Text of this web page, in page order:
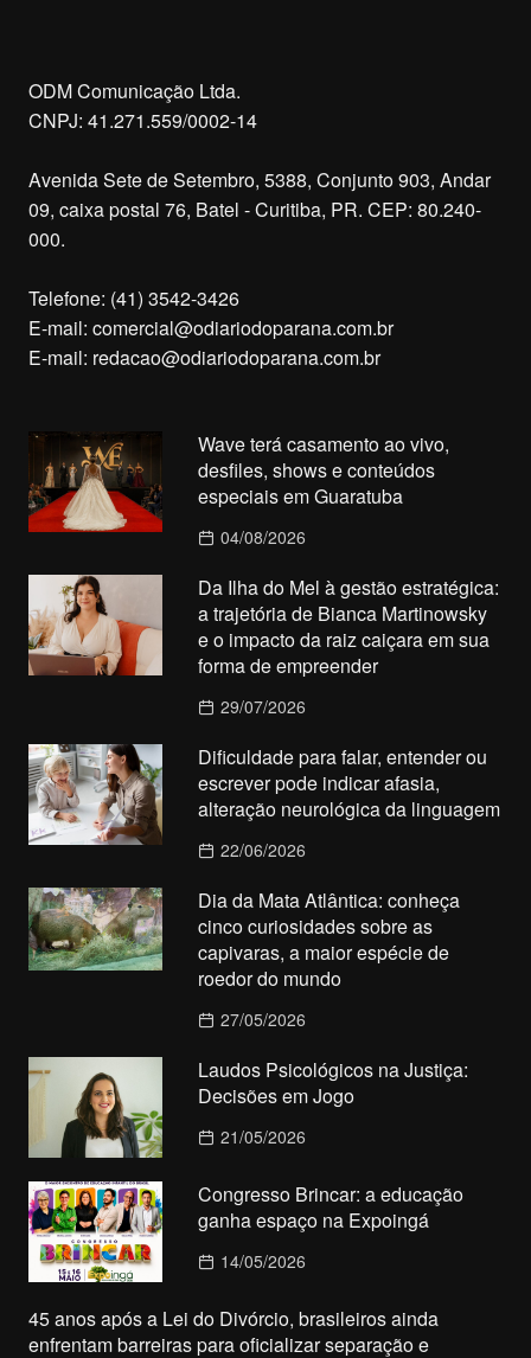
ODM Comunicação Ltda.
CNPJ: 41.271.559/0002-14
Avenida Sete de Setembro, 5388, Conjunto 903, Andar
09, caixa postal 76, Batel - Curitiba, PR. CEP: 80.240-
000.
Telefone: (41) 3542-3426
E-mail: comercial@odiariodoparana.com.br
E-mail: redacao@odiariodoparana.com.br
Wave terá casamento ao vivo,
desfiles, shows e conteúdos
especiais em Guaratuba
04/08/2026
Da Ilha do Mel à gestão estratégica:
a trajetória de Bianca Martinowsky
e o impacto da raiz caiçara em sua
forma de empreender
29/07/2026
Dificuldade para falar, entender ou
escrever pode indicar afasia,
alteração neurológica da linguagem
22/06/2026
Dia da Mata Atlântica: conheça
cinco curiosidades sobre as
capivaras, a maior espécie de
roedor do mundo
27/05/2026
Laudos Psicológicos na Justiça:
Decisões em Jogo
21/05/2026
Congresso Brincar: a educação
ganha espaço na Expoingá
14/05/2026
45 anos após a Lei do Divórcio, brasileiros ainda
enfrentam barreiras para oficializar separação e